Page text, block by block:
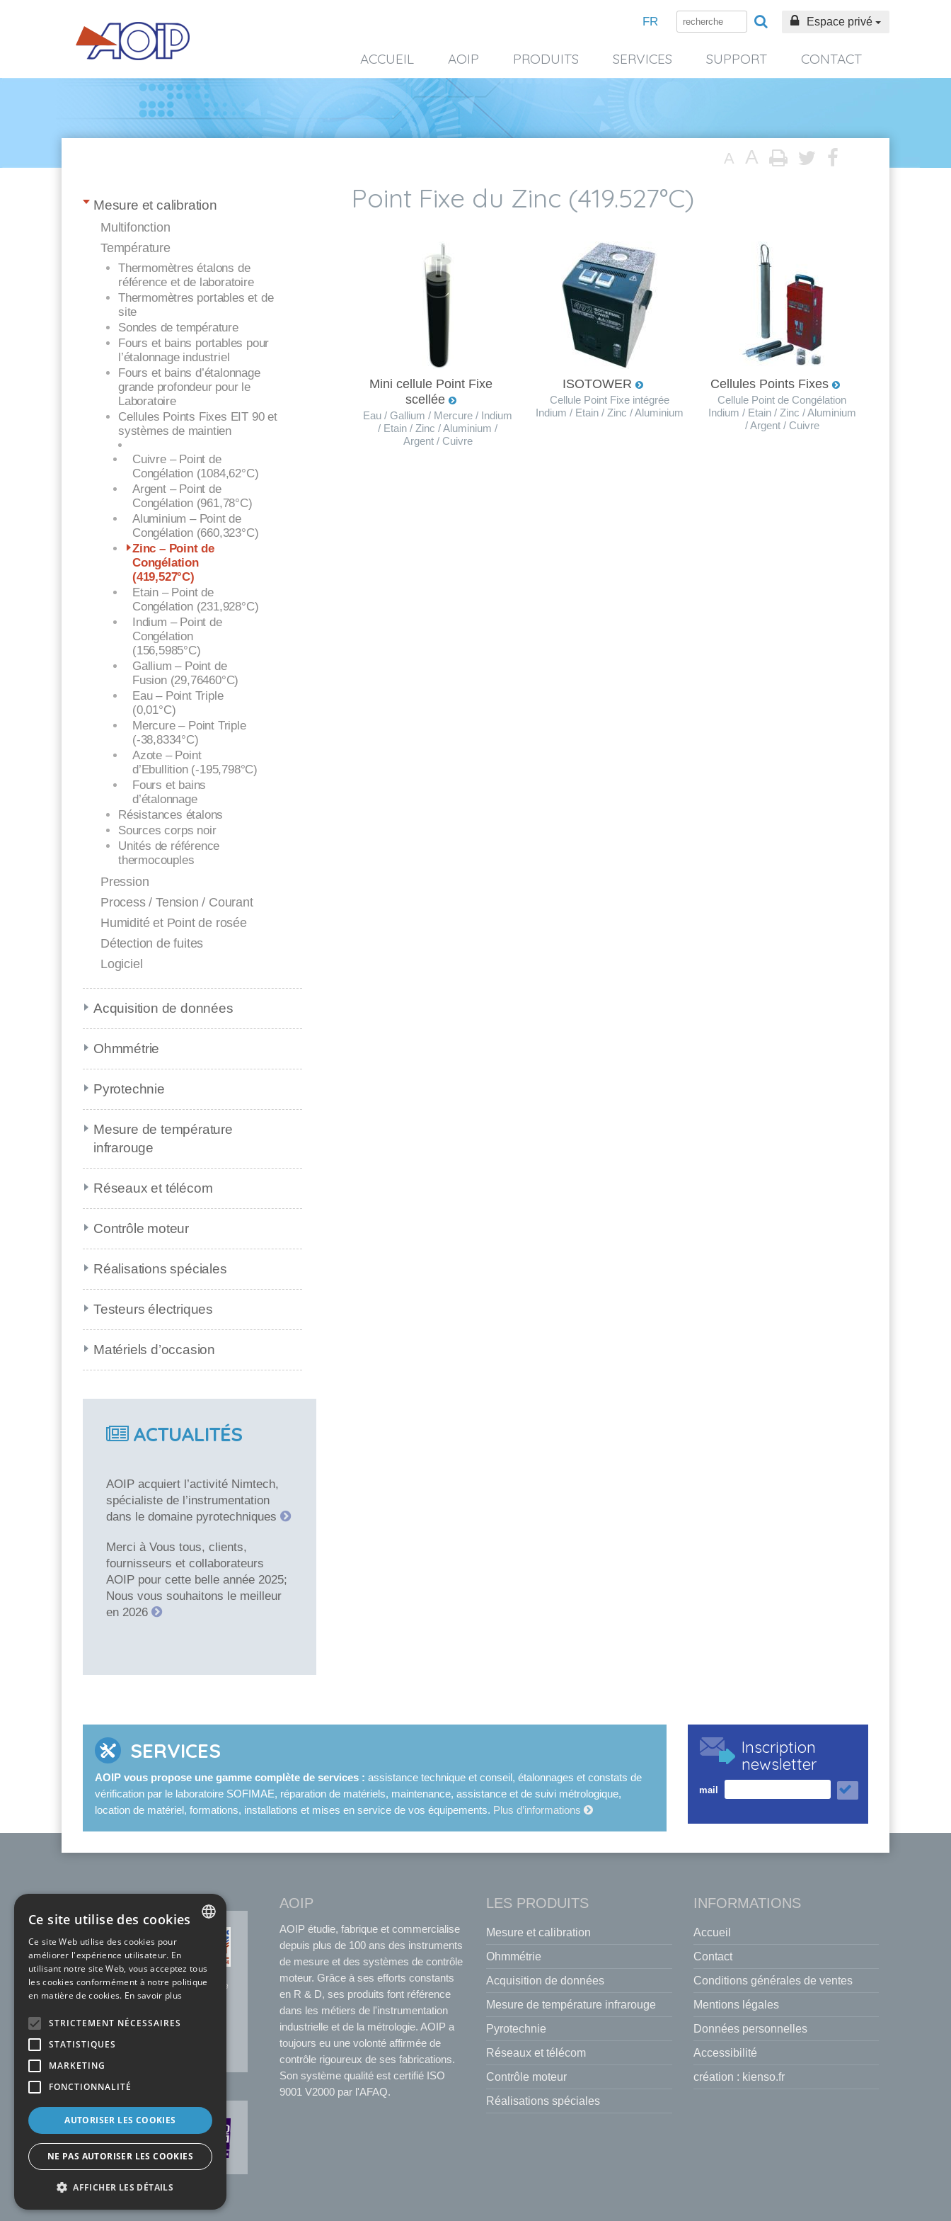
FR Espace privé
ACCUEIL AOIP PRODUITS SERVICES SUPPORT CONTACT
A A
Mesure et calibration
Multifonction
Température
Thermomètres étalons de
référence et de laboratoire
Thermomètres portables et de
site
Sondes de température
Fours et bains portables pour
l’étalonnage industriel
Fours et bains d’étalonnage
grande profondeur pour le
Laboratoire
Cellules Points Fixes EIT 90 et
systèmes de maintien
Cuivre – Point de
Congélation (1084,62°C)
Argent – Point de
Congélation (961,78°C)
Aluminium – Point de
Congélation (660,323°C)
Zinc – Point de
Congélation
(419,527°C)
Etain – Point de
Congélation (231,928°C)
Indium – Point de
Congélation
(156,5985°C)
Gallium – Point de
Fusion (29,76460°C)
Eau – Point Triple
(0,01°C)
Mercure – Point Triple
(-38,8334°C)
Azote – Point
d’Ebullition (-195,798°C)
Fours et bains
d’étalonnage
Résistances étalons
Sources corps noir
Unités de référence
thermocouples
Pression
Process / Tension / Courant
Humidité et Point de rosée
Détection de fuites
Logiciel
Acquisition de données
Ohmmétrie
Pyrotechnie
Mesure de température
infrarouge
Réseaux et télécom
Contrôle moteur
Réalisations spéciales
Testeurs électriques
Matériels d’occasion
ACTUALITÉS
AOIP acquiert l’activité Nimtech,
spécialiste de l’instrumentation
dans le domaine pyrotechniques
Merci à Vous tous, clients,
fournisseurs et collaborateurs
AOIP pour cette belle année 2025;
Nous vous souhaitons le meilleur
en 2026
Point Fixe du Zinc (419.527°C)
Mini cellule Point Fixe
scellée
Eau / Gallium / Mercure / Indium
/ Etain / Zinc / Aluminium /
Argent / Cuivre
ISOTOWER
Cellule Point Fixe intégrée
Indium / Etain / Zinc / Aluminium
Cellules Points Fixes
Cellule Point de Congélation
Indium / Etain / Zinc / Aluminium
/ Argent / Cuivre
SERVICES
AOIP vous propose une gamme complète de services : assistance technique et conseil, étalonnages et constats de
vérification par le laboratoire SOFIMAE, réparation de matériels, maintenance, assistance et de suivi métrologique,
location de matériel, formations, installations et mises en service de vos équipements. Plus d’informations
Inscription
newsletter
mail
COFRAC
N°2.1525 * Température
N°2.1144* Electricité-Magnétisme
N°2.1227 * Temps Fréquence
site de Ris-Orangis
www.cofrac.fr
CERTIFICATION
AFAQ
AOIP
AOIP étudie, fabrique et commercialise
depuis plus de 100 ans des instruments
de mesure et des systèmes de contrôle
moteur. Grâce à ses efforts constants
en R & D, ses produits font référence
dans les métiers de l'instrumentation
industrielle et de la métrologie. AOIP a
toujours eu une volonté affirmée de
contrôle rigoureux de ses fabrications.
Son système qualité est certifié ISO
9001 V2000 par l'AFAQ.
LES PRODUITS
Mesure et calibration
Ohmmétrie
Acquisition de données
Mesure de température infrarouge
Pyrotechnie
Réseaux et télécom
Contrôle moteur
Réalisations spéciales
INFORMATIONS
Accueil
Contact
Conditions générales de ventes
Mentions légales
Données personnelles
Accessibilité
création : kienso.fr
FRENCH
Ce site utilise des cookies
Ce site Web utilise des cookies pour
améliorer l'expérience utilisateur. En
utilisant notre site Web, vous acceptez tous
les cookies conformément à notre politique
en matière de cookies. En savoir plus
STRICTEMENT NÉCESSAIRES
STATISTIQUES
MARKETING
FONCTIONNALITÉ
AUTORISER LES COOKIES
NE PAS AUTORISER LES COOKIES
AFFICHER LES DÉTAILS